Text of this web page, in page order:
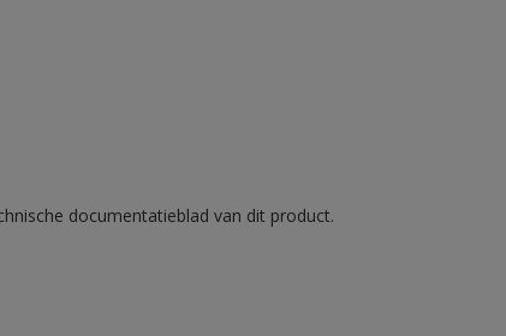
documentatieblad van dit product.